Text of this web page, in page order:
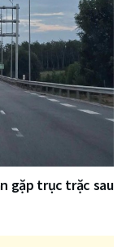
gặp trục trặc sau